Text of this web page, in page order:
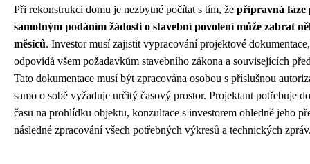
Při rekonstrukci domu je nezbytné počítat s tím, že přípravná fáze
samotným podáním žádosti o stavební povolení může zabrat
měsíců. Investor musí zajistit vypracování projektové
odpovídá všem požadavkům stavebního zákona a souvisejících
Tato dokumentace musí být zpracována osobou s příslušnou
samo o sobě vyžaduje určitý časový prostor. Projektant potřebuje
času na prohlídku objektu, konzultace s investorem ohledně jeho
následné zpracování všech potřebných výkresů a technických